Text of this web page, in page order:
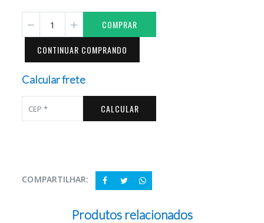
COMPRAR
CONTINUAR COMPRANDO
Calcular frete
CALCULAR
COMPARTILHAR:
Produtos relacionados